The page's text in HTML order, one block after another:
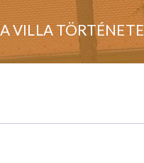
A VILLA TÖRTÉNETE